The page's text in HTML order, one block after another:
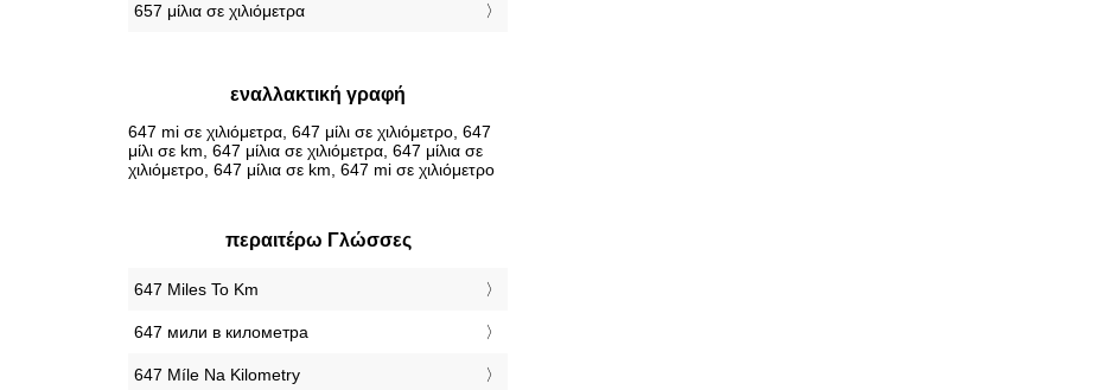
657 μίλια σε χιλιόμετρα
εναλλακτική γραφή
647 mi σε χιλιόμετρα, 647 μίλι σε χιλιόμετρο, 647
μίλι σε km, 647 μίλια σε χιλιόμετρα, 647 μίλια σε
χιλιόμετρο, 647 μίλια σε km, 647 mi σε χιλιόμετρο
περαιτέρω Γλώσσες
‎647 Miles To Km
‎647 мили в километра
‎647 Míle Na Kilometry